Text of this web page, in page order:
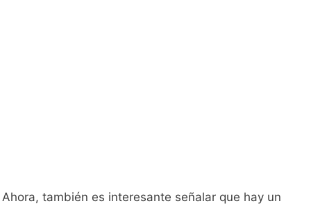
Ahora, también es interesante señalar que hay un